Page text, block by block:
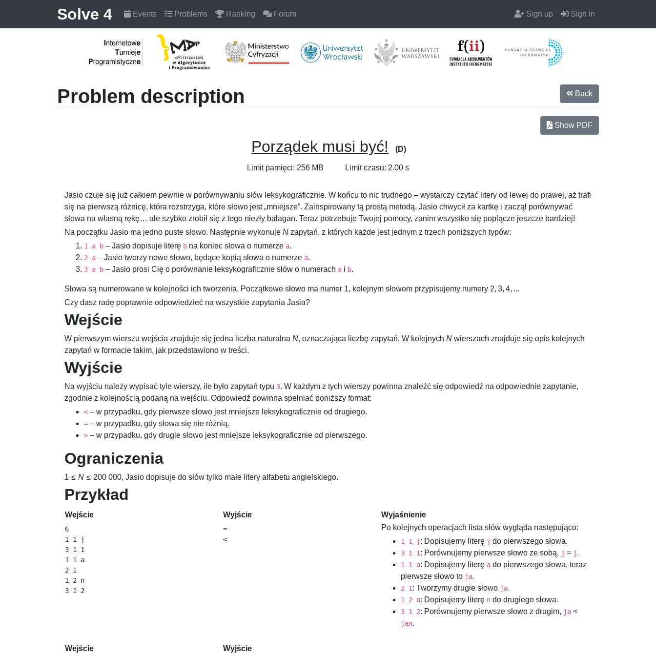
Solve 4 Events Problems Ranking Forum Sign up Sign in
Problem description Back
Show PDF
Porządek musi być! (D)
Limit pamięci: 256 MB Limit czasu: 2.00 s
Jasio czuje się już całkiem pewnie w porównywaniu słów leksykograficznie. W końcu to nic trudnego – wystarczy czytać litery od lewej do prawej, aż trafi
się na pierwszą różnicę, która rozstrzyga, które słowo jest „mniejsze”. Zainspirowany tą prostą metodą, Jasio chwycił za kartkę i zaczął porównywać
słowa na własną rękę… ale szybko zrobił się z tego niezły bałagan. Teraz potrzebuje Twojej pomocy, zanim wszystko się poplącze jeszcze bardziej!
Na początku Jasio ma jedno puste słowo. Następnie wykonuje N zapytań, z których każde jest jednym z trzech poniższych typów:
1 a b – Jasio dopisuje literę b na koniec słowa o numerze a.
2 a – Jasio tworzy nowe słowo, będące kopią słowa o numerze a.
3 a b – Jasio prosi Cię o porównanie leksykograficznie słów o numerach a i b.
Słowa są numerowane w kolejności ich tworzenia. Początkowe słowo ma numer 1, kolejnym słowom przypisujemy numery 2, 3, 4, ...
Czy dasz radę poprawnie odpowiedzieć na wszystkie zapytania Jasia?
Wejście
W pierwszym wierszu wejścia znajduje się jedna liczba naturalna N, oznaczająca liczbę zapytań. W kolejnych N wierszach znajduje się opis kolejnych
zapytań w formacie takim, jak przedstawiono w treści.
Wyjście
Na wyjściu należy wypisać tyle wierszy, ile było zapytań typu 3. W każdym z tych wierszy powinna znaleźć się odpowiedź na odpowiednie zapytanie,
zgodnie z kolejnością podaną na wejściu. Odpowiedź powinna spełniać poniższy format:
< – w przypadku, gdy pierwsze słowo jest mniejsze leksykograficznie od drugiego.
= – w przypadku, gdy słowa się nie różnią.
> – w przypadku, gdy drugie słowo jest mniejsze leksykograficznie od pierwszego.
Ograniczenia
1 ≤ N ≤ 200 000, Jasio dopisuje do słów tylko małe litery alfabetu angielskiego.
Przykład
Wejście Wyjście Wyjaśnienie
6
1 1 j
3 1 1
1 1 a
2 1
1 2 n
=
Po kolejnych operacjach lista słów wygląda następująco:
1 1 j: Dopisujemy literę j do pierwszego słowa.
3 1 1: Porównujemy pierwsze słowo ze sobą, j = j.
1 1 a: Dopisujemy literę a do pierwszego słowa, teraz
pierwsze słowo to ja.
2 1: Tworzymy drugie słowo ja.
1 2 n: Dopisujemy literę n do drugiego słowa.
3 1 2: Porównujemy pierwsze słowo z drugim, ja <
jan.
Wejście Wyjście